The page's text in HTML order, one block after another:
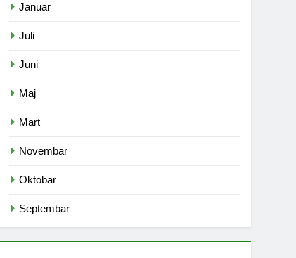
Januar
Juli
Juni
Maj
Mart
Novembar
Oktobar
Septembar